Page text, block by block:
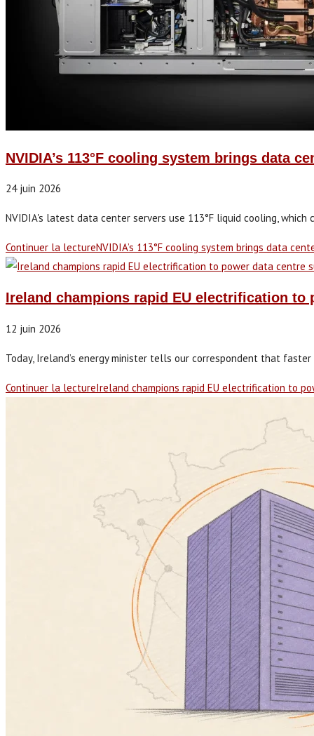
NVIDIA’s 113°F cooling system brings data
24 juin 2026
NVIDIA's latest data center servers use 113°F liquid cooling,
Continuer la lectureNVIDIA’s 113°F cooling system brings data
Ireland champions rapid EU electrification to
12 juin 2026
Today, Ireland’s energy minister tells our correspondent that
Continuer la lectureIreland champions rapid EU electrification to